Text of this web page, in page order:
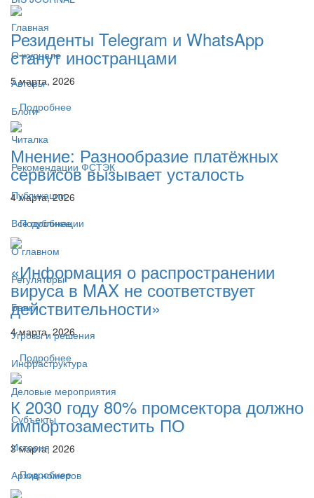
Главная
О журнале
Авторы
Блоги
Читалка
Рекомендации ФСТЭК
Публикации
Все публикации
О главном
Регуляторы
Банки
Угрозы и решения
Инфраструктура
Деловые мероприятия
Субъекты
История
Архив номеров
Резиденты Telegram и WhatsApp
станут иностранцами
5 марта, 2026
Подробнее
Мнение: Разнообразие платёжных
сервисов вызывает усталость
4 марта, 2026
Подробнее
«Информация о распространении
вируса в MAX не соответствует
действительности»
4 марта, 2026
Подробнее
К 2030 году 80% промсектора должно
импортозаместить ПО
3 марта, 2026
Подробнее